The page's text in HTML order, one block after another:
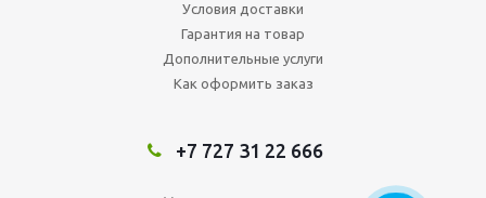
Условия доставки
Гарантия на товар
Дополнительные услуги
Как оформить заказ
+7 727 31 22 666